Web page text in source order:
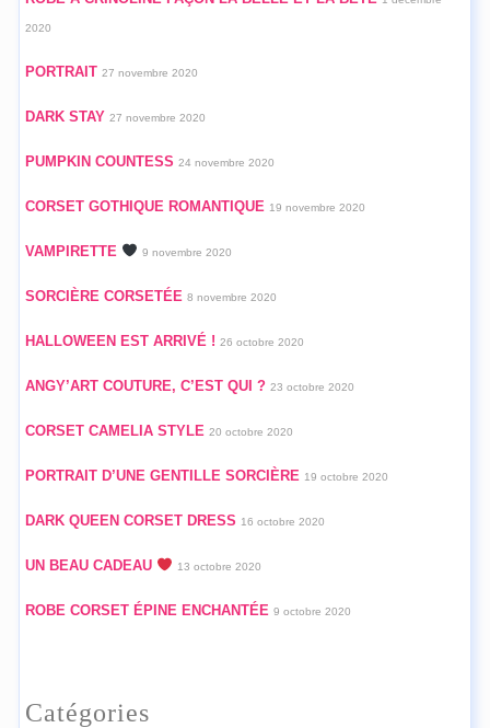
2020
PORTRAIT 27 novembre 2020
DARK STAY 27 novembre 2020
PUMPKIN COUNTESS 24 novembre 2020
CORSET GOTHIQUE ROMANTIQUE 19 novembre 2020
VAMPIRETTE 9 novembre 2020
SORCIÈRE CORSETÉE 8 novembre 2020
HALLOWEEN EST ARRIVÉ ! 26 octobre 2020
ANGY’ART COUTURE, C’EST QUI ? 23 octobre 2020
CORSET CAMELIA STYLE 20 octobre 2020
PORTRAIT D’UNE GENTILLE SORCIÈRE 19 octobre 2020
DARK QUEEN CORSET DRESS 16 octobre 2020
UN BEAU CADEAU 13 octobre 2020
ROBE CORSET ÉPINE ENCHANTÉE 9 octobre 2020
Catégories